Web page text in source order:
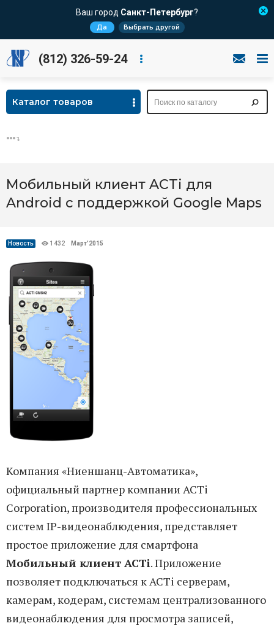
Ваш город Санкт-Петербург?
Да Выбрать другой
(812) 326-59-24
Каталог товаров
Мобильный клиент ACTi для
Android с поддержкой Google Maps
Новость 1432 Март’2015
Компания «Ниеншанц-Автоматика»,
официальный партнер компании ACTi
Corporation, производителя профессиональных
систем IP-видеонаблюдения, представляет
простое приложение для смартфона
Мобильный клиент ACTi. Приложение
позволяет подключаться к ACTi серверам,
камерам, кодерам, системам централизованного
видеонаблюдения для просмотра записей,